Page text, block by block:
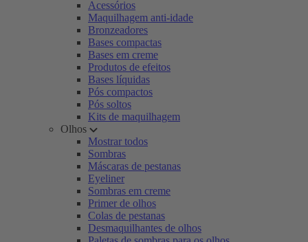
Acessórios
Maquilhagem anti-idade
Bronzeadores
Bases compactas
Bases em creme
Produtos de efeitos
Bases líquidas
Pós compactos
Pós soltos
Kits de maquilhagem
Olhos
Mostrar todos
Sombras
Máscaras de pestanas
Eyeliner
Sombras em creme
Primer de olhos
Colas de pestanas
Desmaquilhantes de olhos